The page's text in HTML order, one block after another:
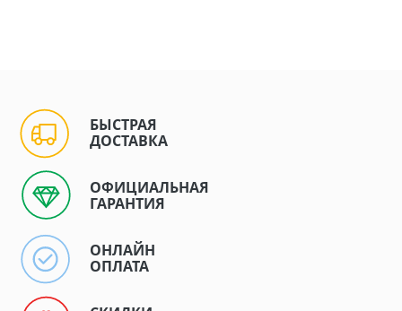
БЫСТРАЯ
ДОСТАВКА
ОФИЦИАЛЬНАЯ
ГАРАНТИЯ
ОНЛАЙН
ОПЛАТА